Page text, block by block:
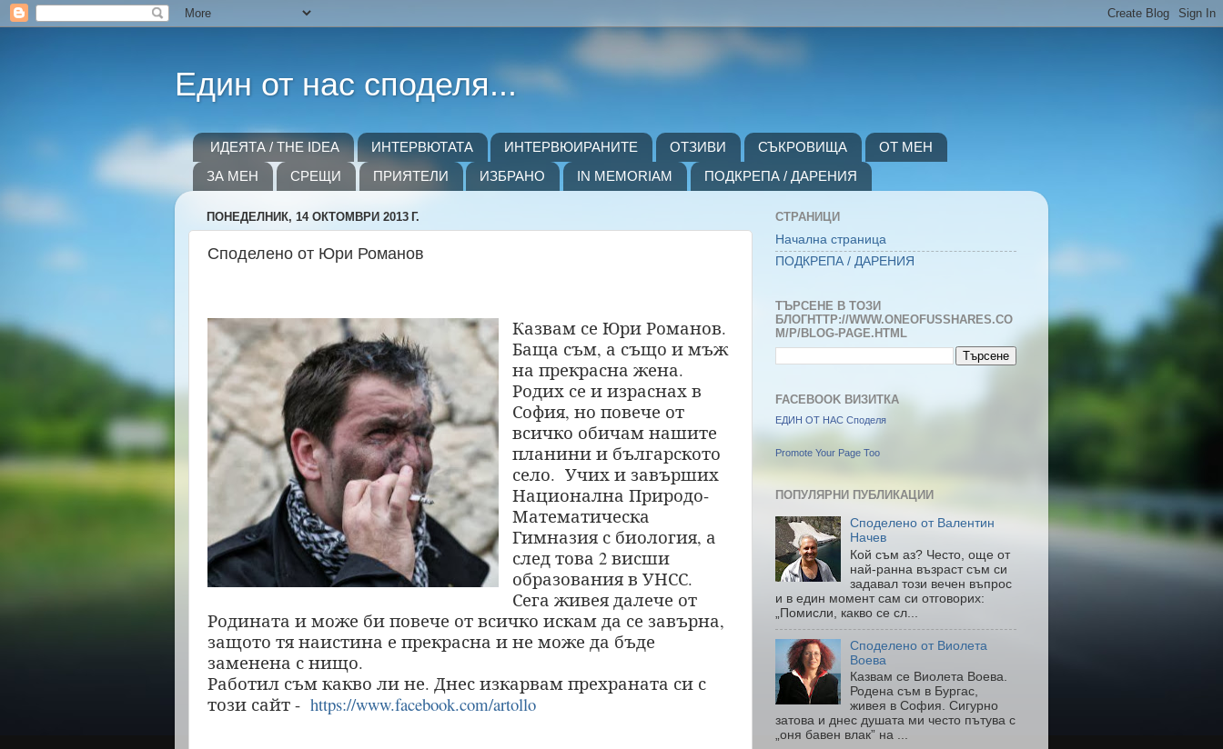
Един от нас споделя...
ИДЕЯТА / THE IDEA ИНТЕРВЮТАТА ИНТЕРВЮИРАНИТЕ ОТЗИВИ СЪКРОВИЩА
ОТ МЕН
ЗА МЕН
СРЕЩИ ПРИЯТЕЛИ ИЗБРАНО IN MEMORIAM ПОДКРЕПА / ДАРЕНИЯ
ПОНЕДЕЛНИК, 14 ОКТОМВРИ 2013 Г.
Споделено от Юри Романов
Казвам се Юри Романов.
Баща съм, а също и мъж
на прекрасна жена.
Родих се и израснах в
София, но повече от
всичко обичам нашите
планини и българското
село. Учих и завърших
Национална Природо-
Математическа
Гимназия с биология, а
след това 2 висши
образования в УНСС.
Сега живея далече от
Родината и може би повече от всичко искам да се завърна,
защото тя наистина е прекрасна и не може да бъде
заменена с нищо.
Работил съм какво ли не. Днес изкарвам прехраната си с
този сайт - https://www.facebook.com/artollo
СТРАНИЦИ
Начална страница
ПОДКРЕПА / ДАРЕНИЯ
ТЪРСЕНЕ В ТОЗИ
БЛОГHTTP://WWW.ONEOFUSSHARES.CO
M/P/BLOG-PAGE.HTML
FACEBOOK ВИЗИТКА
ЕДИН ОТ НАС Споделя
Promote Your Page Too
ПОПУЛЯРНИ ПУБЛИКАЦИИ
Споделено от Валентин
Начев
Кой съм аз? Често, още от
най-ранна възраст съм си
задавал този вечен въпрос
и в един момент сам си отговорих:
„Помисли, какво се сл...
Споделено от Виолета
Воева
Казвам се Виолета Воева.
Родена съм в Бургас,
живея в София. Сигурно
затова и днес душата ми често пътува с
„оня бавен влак” на ...